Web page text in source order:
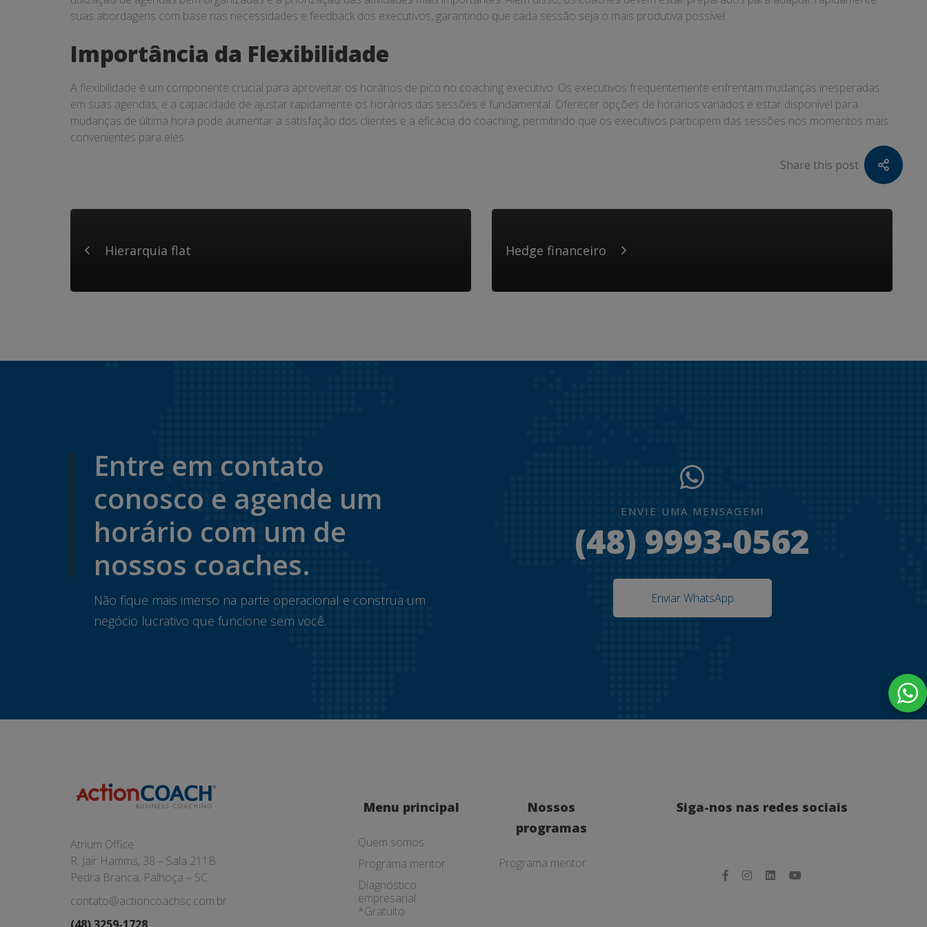
suas abordagens com base nas necessidades e feedback dos executivos, garantindo que cada sessão seja o mais produtiva possível.
Importância da Flexibilidade
A flexibilidade é um componente crucial para aproveitar os horários de pico no coaching executivo. Os executivos frequentemente enfrentam mudanças inesperadas
em suas agendas, e a capacidade de ajustar rapidamente os horários das sessões é fundamental. Oferecer opções de horários variados e estar disponível para
mudanças de última hora pode aumentar a satisfação dos clientes e a eficácia do coaching, permitindo que os executivos participem das sessões nos momentos mais
convenientes para eles.
Share this post
Hierarquia flat Hedge financeiro
Entre em contato
conosco e agende um
horário com um de
nossos coaches.
Não fique mais imerso na parte operacional e construa um
negócio lucrativo que funcione sem você.
ENVIE UMA MENSAGEM!
(48) 9993-0562
Enviar WhatsApp
Atrium Office
R. Jair Hamms, 38 – Sala 211B
Pedra Branca, Palhoça – SC
contato@actioncoachsc.com.br
Menu principal
Quem somos
Programa mentor
Diagnóstico
empresarial
*Gratuito
Nossos
programas
Programa mentor
Siga-nos nas redes sociais